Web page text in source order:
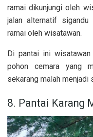
ramai dikunjungi oleh
jalan alternatif sigandu
ramai oleh wisatawan.
Di pantai ini wisatawan
pohon cemara yang
sekarang malah menjadi
8. Pantai Karang